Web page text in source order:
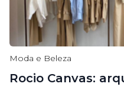
Moda e Beleza
Rocio Canvas: